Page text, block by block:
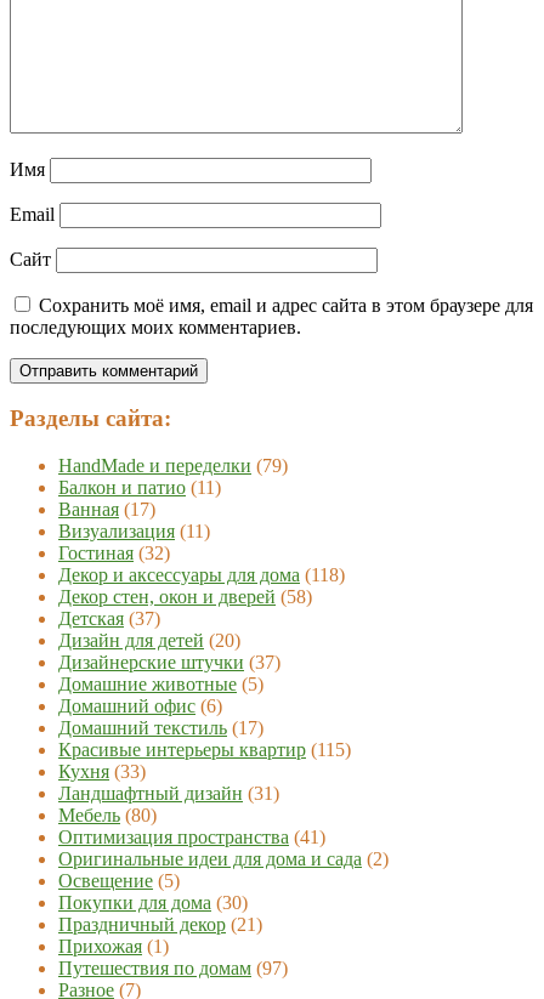
Имя
Email
Сайт
Сохранить моё имя, email и адрес сайта в этом браузере для
последующих моих комментариев.
Разделы сайта:
HandMade и переделки (79)
Балкон и патио (11)
Ванная (17)
Визуализация (11)
Гостиная (32)
Декор и аксессуары для дома (118)
Декор стен, окон и дверей (58)
Детская (37)
Дизайн для детей (20)
Дизайнерские штучки (37)
Домашние животные (5)
Домашний офис (6)
Домашний текстиль (17)
Красивые интерьеры квартир (115)
Кухня (33)
Ландшафтный дизайн (31)
Мебель (80)
Оптимизация пространства (41)
Оригинальные идеи для дома и сада (2)
Освещение (5)
Покупки для дома (30)
Праздничный декор (21)
Прихожая (1)
Путешествия по домам (97)
Разное (7)